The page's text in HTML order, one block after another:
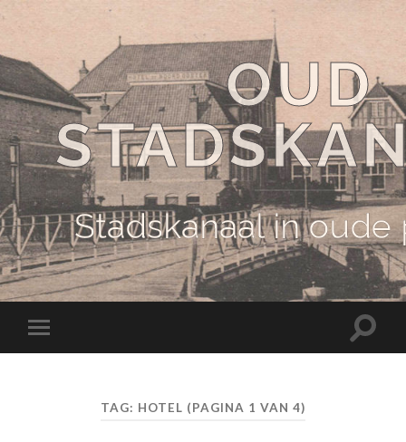
OUD
Stadskanaal in oude
Schakel
naar
TAG: HOTEL (PAGINA 1 VAN 4)